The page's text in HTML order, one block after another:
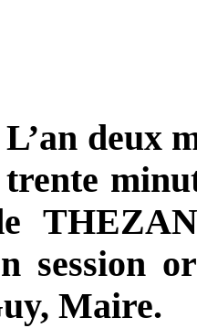
L’an deux
session
Maire.